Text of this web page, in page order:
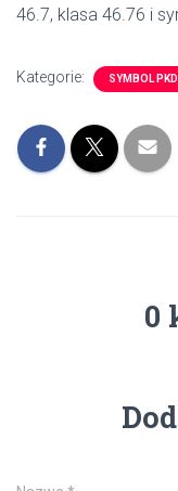
46.7, klasa 46.76 i
Kategorie: SYMBOL PKD
0